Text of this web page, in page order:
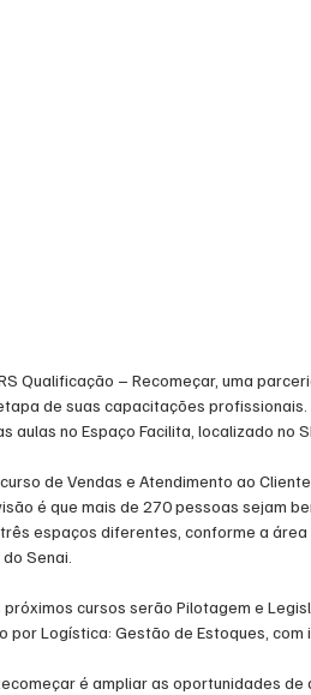
Qualificação – Recomeçar, uma
de suas capacitações
aulas no Espaço Facilita, localizado no
de Vendas e Atendimento ao
é que mais de 270 pessoas sejam
espaços diferentes, conforme a área
Senai.
cursos serão Pilotagem e
Logística: Gestão de Estoques, com
é ampliar as oportunidades